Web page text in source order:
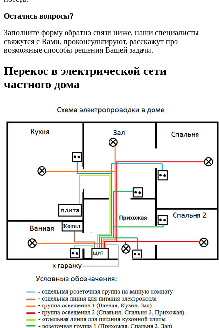
Остались вопросы?
Заполните форму обратно связи ниже, наши специалисты
свяжутся с Вами, проконсультируют, расскажут про
возможные способы решения Вашей задачи.
Перекос в электрической сети
частного дома